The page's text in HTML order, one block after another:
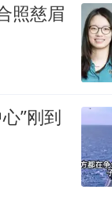
照慈眉
”刚到